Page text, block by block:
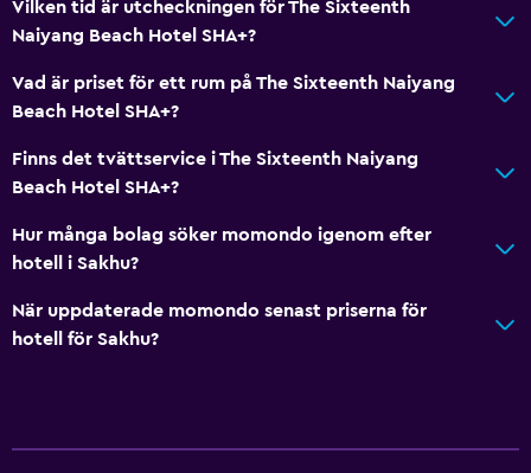
Vilken tid är utcheckningen för The Sixteenth
Naiyang Beach Hotel SHA+?
Vad är priset för ett rum på The Sixteenth Naiyang
Beach Hotel SHA+?
Finns det tvättservice i The Sixteenth Naiyang
Beach Hotel SHA+?
Hur många bolag söker momondo igenom efter
hotell i Sakhu?
När uppdaterade momondo senast priserna för
hotell för Sakhu?